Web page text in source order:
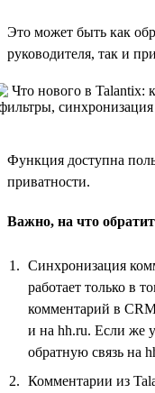
Это может быть как
руководителя, так и
Функция доступна
приватности.
Важно, на что
Синхронизация
работает только в
комментарий в
и на hh.ru. Если же
обратную связь на
Комментарии из